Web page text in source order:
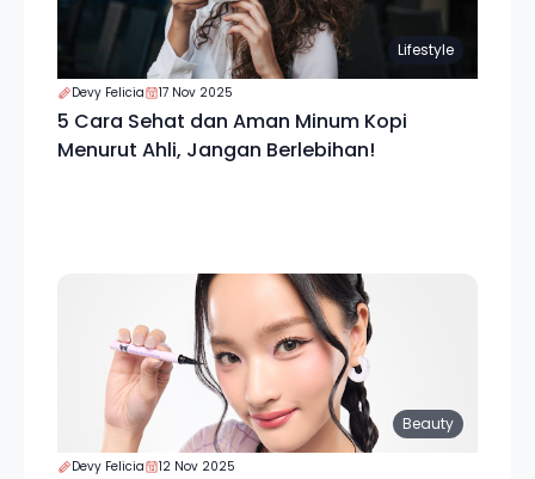
Lifestyle
Devy Felicia 17 Nov 2025
5 Cara Sehat dan Aman Minum Kopi
Menurut Ahli, Jangan Berlebihan!
Beauty
Devy Felicia 12 Nov 2025